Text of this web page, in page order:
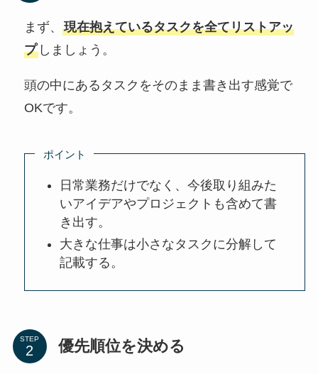
まず、 現在抱えているタスクを全てリストアッ
プしましょう。
頭の中にあるタスクをそのまま書き出す感覚で
OKです。
ポイント
日常業務だけでなく、今後取り組みた
いアイデアやプロジェクトも含めて書
き出す。
大きな仕事は小さなタスクに分解して
記載する。
STEP 優先順位を決める